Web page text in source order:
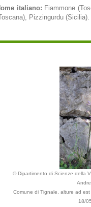
italiano: Fiammone
Pizzingurdu (Sicilia).
© Dipartimento di Scienze della
Comune di Tignale, alture ad
18/